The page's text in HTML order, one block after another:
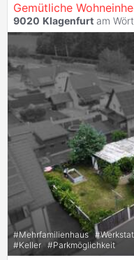
9020 Klagenfurt am
#Mehrfamilienhaus #
#Keller #Parkmöglichkeit